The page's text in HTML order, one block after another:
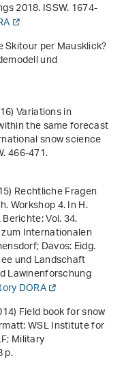
2018. ISSW. 1674-
Skitour per Mausklick?
und
Variations in
the same forecast
snow science
466-471.
Rechtliche Fragen
Workshop 4. In H.
Vol. 34.
Internationalen
Davos: Eidg.
und Landschaft
Lawinenforschung
DORA
Field book for snow
WSL Institute for
Military
p.